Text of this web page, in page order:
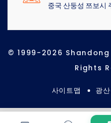
중국 산둥성 쯔보시
© 1999-2026
Rights
사이트맵 광